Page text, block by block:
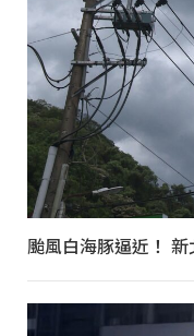
颱風白海豚逼近！